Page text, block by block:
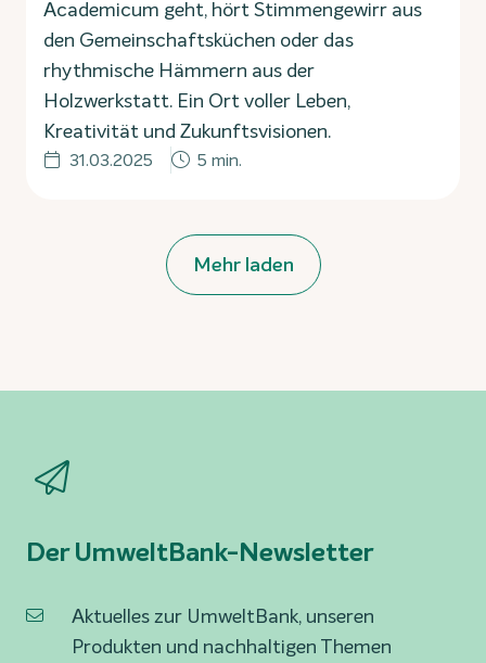
Academicum geht, hört Stimmengewirr aus
den Gemeinschaftsküchen oder das
rhythmische Hämmern aus der
Holzwerkstatt. Ein Ort voller Leben,
Kreativität und Zukunftsvisionen.
31.03.2025 5 min.
Mehr laden
Der UmweltBank-Newsletter
Aktuelles zur UmweltBank, unseren
Produkten und nachhaltigen Themen